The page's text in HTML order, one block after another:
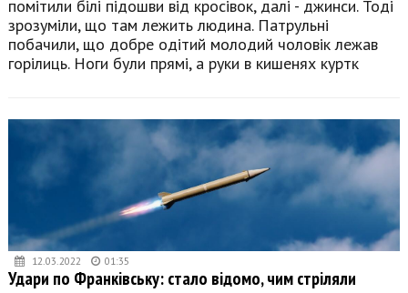
помітили білі підошви від кросівок, далі - джинси. Тоді
зрозуміли, що там лежить людина. Патрульні
побачили, що добре одітий молодий чоловік лежав
горілиць. Ноги були прямі, а руки в кишенях куртк
12.03.2022 01:35
Удари по Франківську: стало відомо, чим стріляли